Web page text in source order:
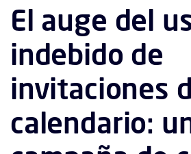
El auge del
indebido de
invitaciones
calendario: